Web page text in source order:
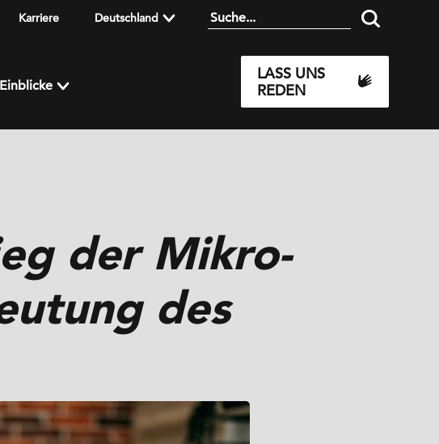
Karriere Deutschland
Einblicke
LASS UNS
REDEN
der Mikro-
des